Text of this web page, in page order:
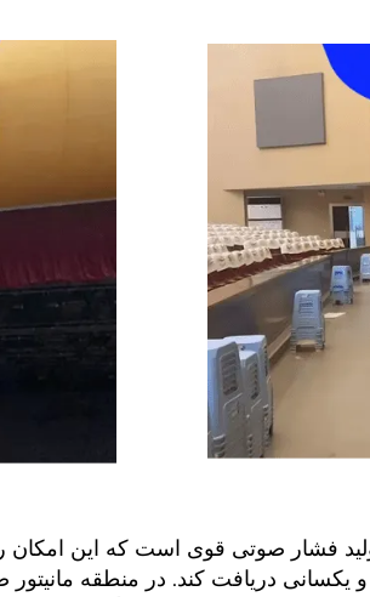
فشار صوتی قوی است که این